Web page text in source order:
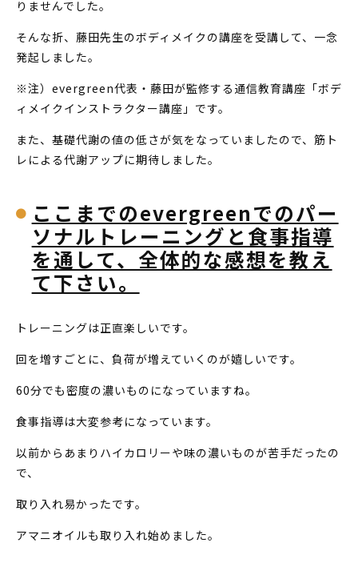
りませんでした。
そんな折、藤田先生のボディメイクの講座を受講して、一念
発起しました。
※注）evergreen代表・藤田が監修する通信教育講座「ボデ
ィメイクインストラクター講座」です。
また、基礎代謝の値の低さが気をなっていましたので、筋ト
レによる代謝アップに期待しました。
ここまでのevergreenでのパー
ソナルトレーニングと食事指導
を通して、全体的な感想を教え
て下さい。
トレーニングは正直楽しいです。
回を増すごとに、負荷が増えていくのが嬉しいです。
60分でも密度の濃いものになっていますね。
食事指導は大変参考になっています。
以前からあまりハイカロリーや味の濃いものが苦手だったの
で、
取り入れ易かったです。
アマニオイルも取り入れ始めました。